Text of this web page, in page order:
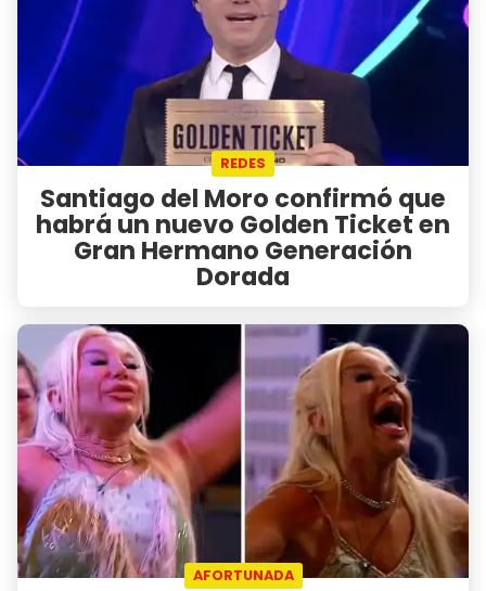
REDES
Santiago del Moro confirmó que
habrá un nuevo Golden Ticket en
Gran Hermano Generación
Dorada
AFORTUNADA